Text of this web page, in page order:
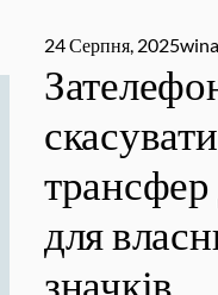
24 Серпня, 2025
для
значків